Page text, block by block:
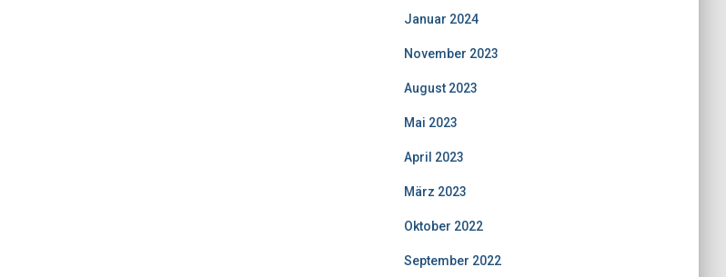
Januar 2024
November 2023
August 2023
Mai 2023
April 2023
März 2023
Oktober 2022
September 2022